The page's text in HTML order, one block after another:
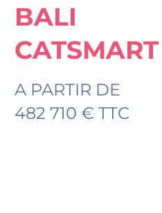
BALI
CATSMART
A PARTIR DE
482 710 € TTC